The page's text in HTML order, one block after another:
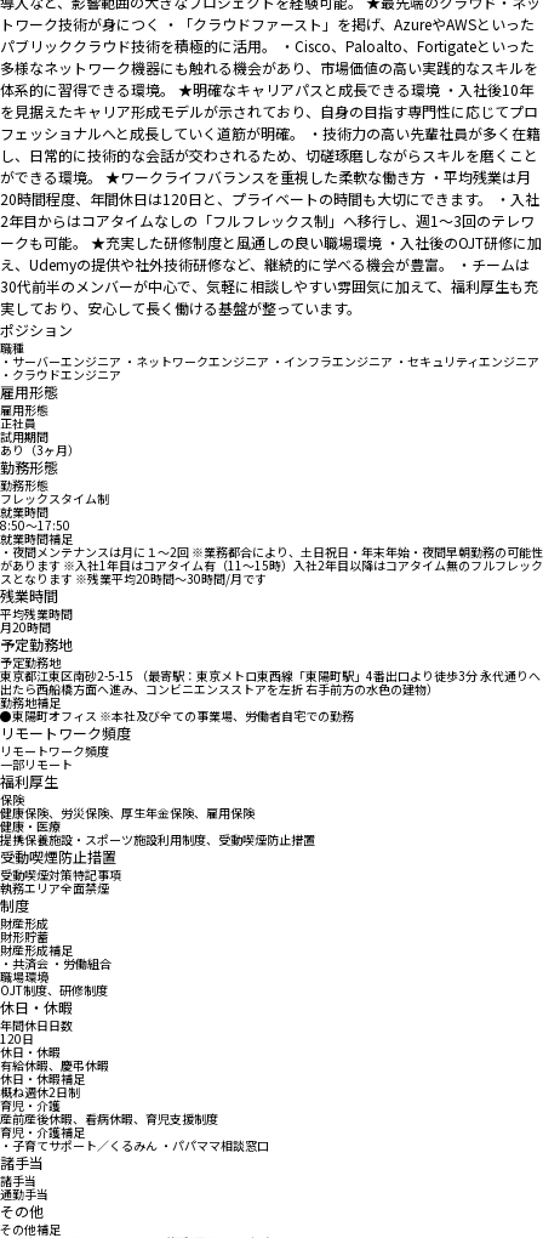
トワーク技術が身につく ・「クラウドファースト」を掲げ、AzureやAWSといった
パブリッククラウド技術を積極的に活用。 ・Cisco、Paloalto、Fortigateといった
多様なネットワーク機器にも触れる機会があり、市場価値の高い実践的なスキルを
体系的に習得できる環境。 ★明確なキャリアパスと成長できる環境 ・入社後10年
を見据えたキャリア形成モデルが示されており、自身の目指す専門性に応じてプロ
フェッショナルへと成長していく道筋が明確。 ・技術力の高い先輩社員が多く在籍
し、日常的に技術的な会話が交わされるため、切磋琢磨しながらスキルを磨くこと
ができる環境。 ★ワークライフバランスを重視した柔軟な働き方 ・平均残業は月
20時間程度、年間休日は120日と、プライベートの時間も大切にできます。 ・入社
2年目からはコアタイムなしの「フルフレックス制」へ移行し、週1〜3回のテレワ
ークも可能。 ★充実した研修制度と風通しの良い職場環境 ・入社後のOJT研修に加
え、Udemyの提供や社外技術研修など、継続的に学べる機会が豊富。 ・チームは
30代前半のメンバーが中心で、気軽に相談しやすい雰囲気に加えて、福利厚生も充
実しており、安心して長く働ける基盤が整っています。
ポジション
職種
・サーバーエンジニア ・ネットワークエンジニア ・インフラエンジニア ・セキュリティエンジニア
・クラウドエンジニア
雇用形態
雇用形態
正社員
試用期間
あり（3ヶ月）
勤務形態
勤務形態
フレックスタイム制
就業時間
8:50〜17:50
就業時間補足
・夜間メンテナンスは月に１～2回 ※業務都合により、土日祝日・年末年始・夜間早朝勤務の可能性
があります ※入社1年目はコアタイム有（11～15時）入社2年目以降はコアタイム無のフルフレック
スとなります ※残業平均20時間～30時間/月です
残業時間
平均残業時間
月20時間
予定勤務地
予定勤務地
東京都江東区南砂2-5-15 （最寄駅：東京メトロ東西線「東陽町駅」4番出口より徒歩3分 永代通りへ
出たら西船橋方面へ進み、コンビニエンスストアを左折 右手前方の水色の建物）
勤務地補足
●東陽町オフィス ※本社及び全ての事業場、労働者自宅での勤務
リモートワーク頻度
リモートワーク頻度
一部リモート
福利厚生
保険
健康保険、労災保険、厚生年金保険、雇用保険
健康・医療
提携保養施設・スポーツ施設利用制度、受動喫煙防止措置
受動喫煙防止措置
受動喫煙対策特記事項
執務エリア全面禁煙
制度
財産形成
財形貯蓄
財産形成補足
・共済会 ・労働組合
職場環境
OJT制度、研修制度
休日・休暇
年間休日日数
120日
休日・休暇
有給休暇、慶弔休暇
休日・休暇補足
概ね週休2日制
育児・介護
産前産後休暇、看病休暇、育児支援制度
育児・介護補足
・子育てサポート／くるみん ・パパママ相談窓口
諸手当
諸手当
通勤手当
その他
その他補足